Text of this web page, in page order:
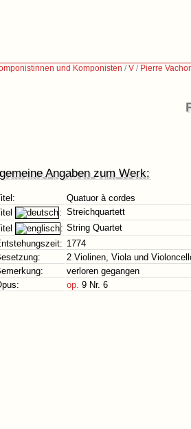
und Komponisten /V / Pierre
Angaben zum Werk:
Quatuor à cordes
: Streichquartett
: String Quartet
1774
2 Violinen, Viola und
verloren gegangen
op. 9 Nr. 6